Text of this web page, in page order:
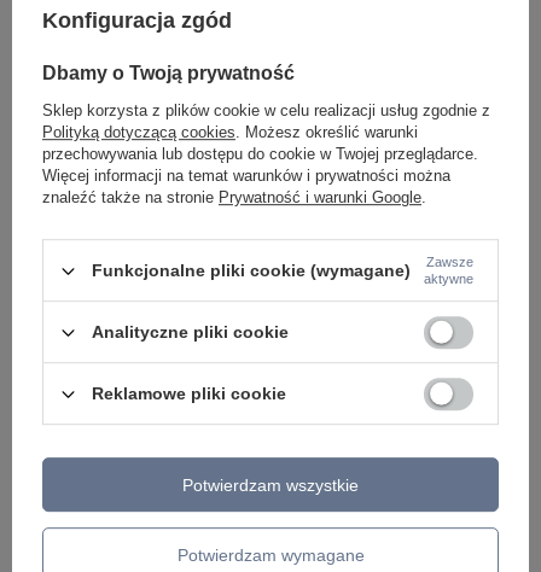
MLP7708
183,00 zł
MLP8904
185,00 zł
ZOBACZ RÓWNIEŻ
Konfiguracja zgód
Dbamy o Twoją prywatność
Sklep korzysta z plików cookie w celu realizacji usług zgodnie z
Polityką dotyczącą cookies. Możesz określić warunki
przechowywania lub dostępu do cookie w Twojej przeglądarce.
Więcej informacji na temat warunków i prywatności można
znaleźć także na stronie Prywatność i warunki Google.
Funkcjonalne pliki cookie (wymagane)
Zawsze
aktywne
Analityczne pliki cookie
Reklamowe pliki cookie
Potwierdzam wymagane
Potwierdzam wszystkie